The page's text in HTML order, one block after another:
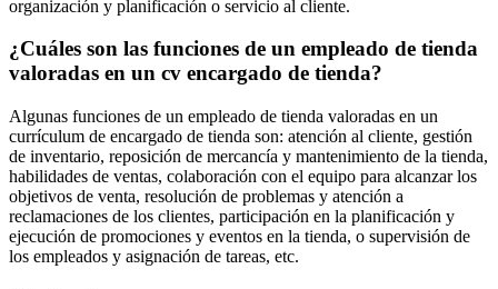
organización y planificación o servicio al cliente.
¿Cuáles son las funciones de un empleado de tienda
valoradas en un cv encargado de tienda?
Algunas funciones de un empleado de tienda valoradas en un
currículum de encargado de tienda son: atención al cliente, gestión
de inventario, reposición de mercancía y mantenimiento de la tienda,
habilidades de ventas, colaboración con el equipo para alcanzar los
objetivos de venta, resolución de problemas y atención a
reclamaciones de los clientes, participación en la planificación y
ejecución de promociones y eventos en la tienda, o supervisión de
los empleados y asignación de tareas, etc.